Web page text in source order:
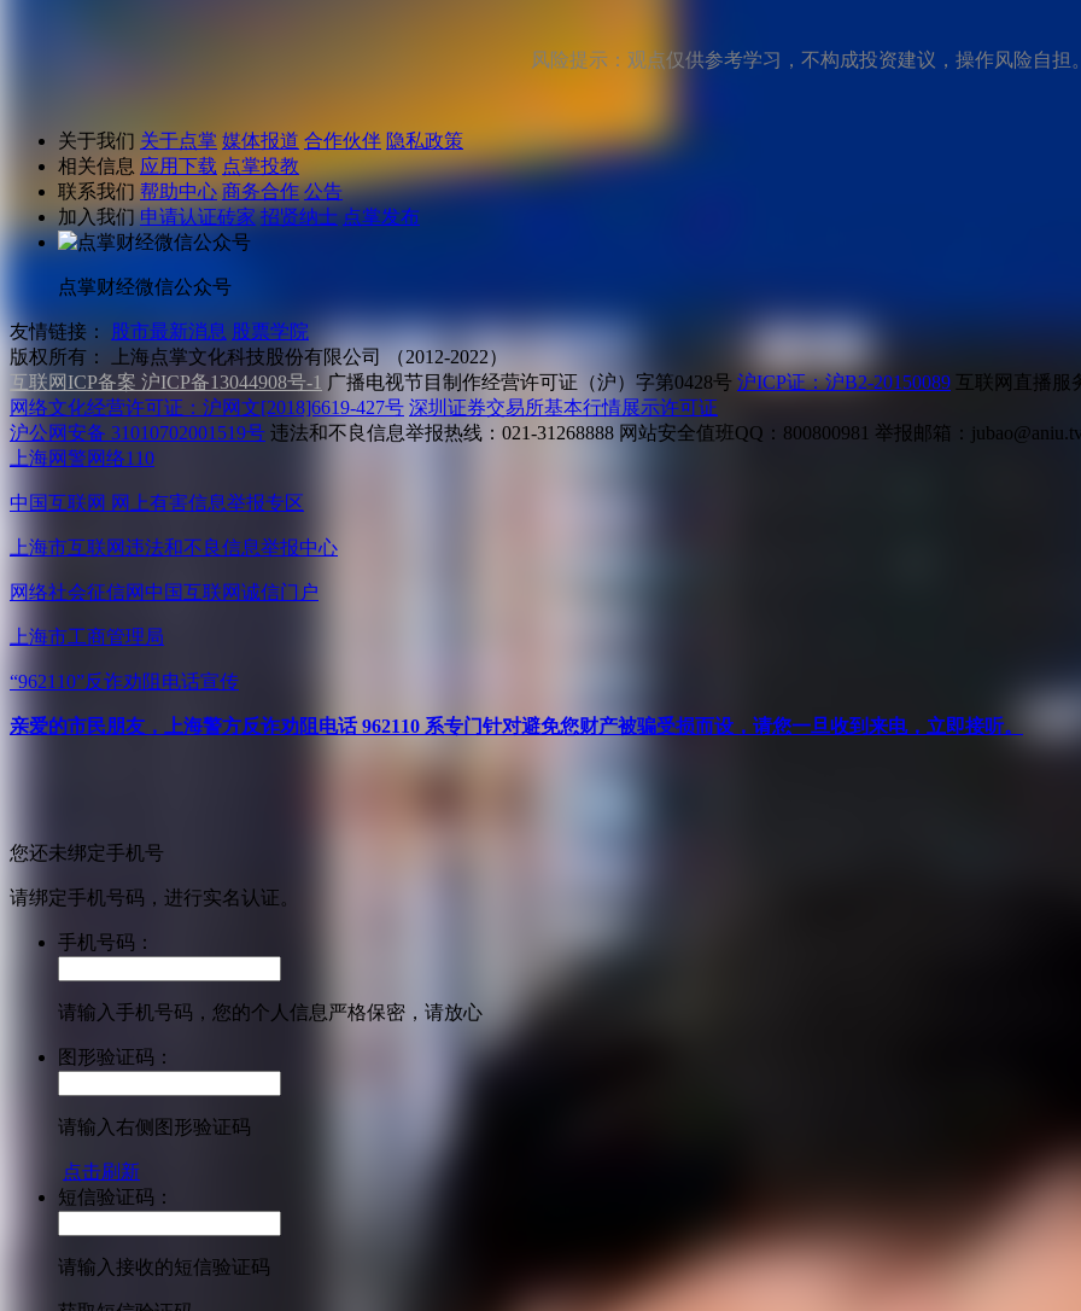
风险提示：观点仅供参考学习，不构成投资建议，操作风险自担
关于我们 关于点掌 媒体报道 合作伙伴 隐私政策
相关信息 应用下载 点掌投教
联系我们 帮助中心 商务合作 公告
加入我们 申请认证砖家 招贤纳士 点掌发布
点掌财经微信公众号
友情链接： 股市最新消息 股票学院
版权所有：
上海点掌文化科技股份有限公司 （2012-2022）
互联网ICP备案 沪ICP备13044908号-1 广播电视节目制作经营许可证（沪）字第0428号 沪ICP证：沪B2-20150089 互联网直播服
网络文化经营许可证：沪网文[2018]6619-427号 深圳证券交易所基本行情展示许可证
沪公网安备 31010702001519号 违法和不良信息举报热线：021-31268888 网站安全值班QQ：800800981 举报邮箱：
上海网警网络110
中国互联网 网上有害信息举报专区
上海市互联网违法和不良信息举报中心
网络社会征信网 中国互联网诚信门户
上海市工商管理局
“962110”反诈劝阻电话宣传
亲爱的市民朋友，上海警方反诈劝阻电话 962110 系专门针对避免您财产被骗受损而设，请您一旦收到来电，立即接听。
您还未绑定手机号
请绑定手机号码，进行实名认证。
手机号码：
请输入手机号码，您的个人信息严格保密，请放心
图形验证码：
请输入右侧图形验证码
点击刷新
短信验证码：
请输入接收的短信验证码